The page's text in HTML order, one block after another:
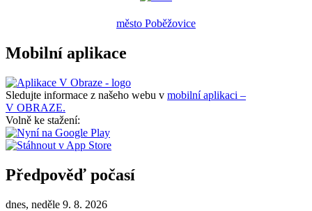
město Poběžovice
Mobilní aplikace
Sledujte informace z našeho webu v mobilní aplikaci –
V OBRAZE.
Volně ke stažení:
Předpověď počasí
dnes, neděle 9. 8. 2026